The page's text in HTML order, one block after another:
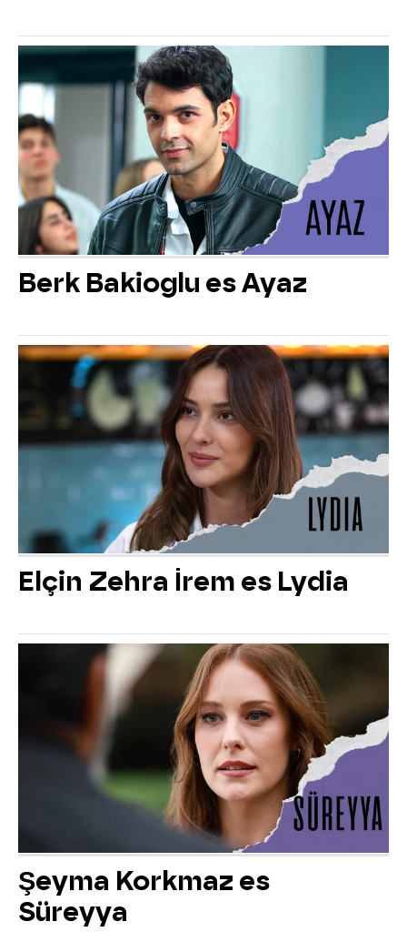
Berk Bakioglu es Ayaz
Elçin Zehra İrem es Lydia
Şeyma Korkmaz es
Süreyya